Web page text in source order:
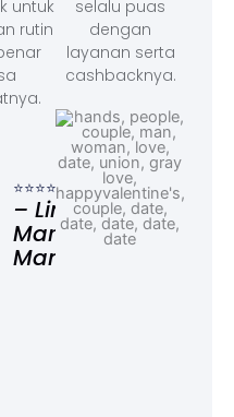
untuk
rutin
⭐⭐⭐⭐⭐
– Linda,
Marketing
Manager
selalu puas
dengan
layanan serta
cashbacknya.